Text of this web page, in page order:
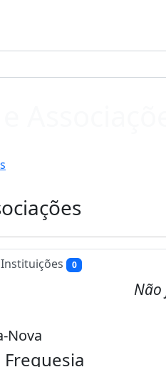
Instituições 0
Não
Nova
Freguesia